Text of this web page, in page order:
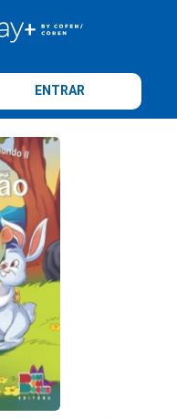
ENTRAR